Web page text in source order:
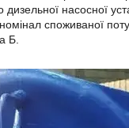
насосної
споживаної
Б.